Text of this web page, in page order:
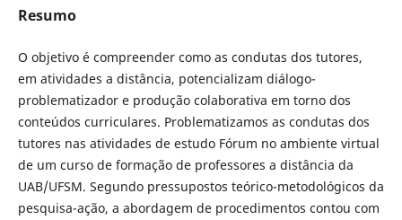
Resumo
O objetivo é compreender como as condutas dos tutores,
em atividades a distância, potencializam diálogo-
problematizador e produção colaborativa em torno dos
conteúdos curriculares. Problematizamos as condutas dos
tutores nas atividades de estudo Fórum no ambiente virtual
de um curso de formação de professores a distância da
UAB/UFSM. Segundo pressupostos teórico-metodológicos da
pesquisa-ação, a abordagem de procedimentos contou com